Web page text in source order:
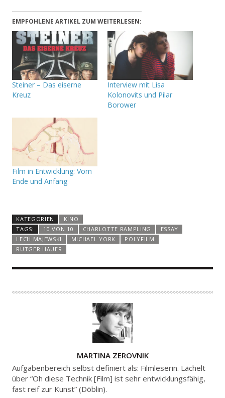
EMPFOHLENE ARTIKEL ZUM WEITERLESEN:
Steiner – Das eiserne
Kreuz
Interview mit Lisa
Kolonovits und Pilar
Borower
Film in Entwicklung: Vom
Ende und Anfang
KATEGORIEN
KINO
TAGS:
10 VON 10 CHARLOTTE RAMPLING
ESSAY
LECH MAJEWSKI
MICHAEL YORK
POLYFILM
RUTGER HAUER
U
T
O
MARTINA ZEROVNIK
Aufgabenbereich selbst definiert als: Filmleserin. Lächelt
über “Oh diese Technik [Film] ist sehr entwicklungsfähig,
fast reif zur Kunst” (Döblin).